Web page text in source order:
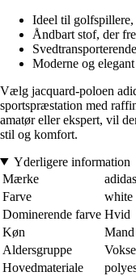
Ideel til
Åndbart stof, der
Moderne og
Vælg jacquard-poloen
sportspræstation med
amatør eller ekspert, vil
stil og komfort.
Yderligere information
Mærke
adidas
Farve
white
Dominerende farve Hvid
Køn
Mand
Aldersgruppe
Hovedmateriale